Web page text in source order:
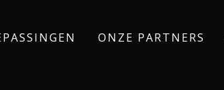
ONZE PARTNERS